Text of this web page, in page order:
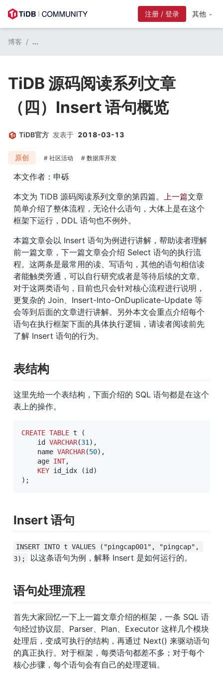
注册 / 登录 其他
博客 / ...
TiDB 源码阅读系列文章
（四）Insert 语句概览
TiDB官方 发表于 2018-03-13
原创 社区活动 数据库开发
本文作者：申砾
本文为 TiDB 源码阅读系列文章的第四篇。 上一篇文章
简单介绍了整体流程，无论什么语句，大体上是在这个
框架下运行，DDL 语句也不例外。
本篇文章会以 Insert 语句为例进行讲解，帮助读者理解
前一篇文章，下一篇文章会介绍 Select 语句的执行流
程。这两条是最常用的读、写语句，其他的语句相信读
者能触类旁通，可以自行研究或者是等待后续的文章。
对于这两类语句，目前也只会针对核心流程进行说明，
更复杂的 Join、Insert-Into-OnDuplicate-Update 等
会等到后面的文章进行讲解。另外本文会重点介绍每个
语句在执行框架下面的具体执行逻辑，请读者阅读前先
了解 Insert 语句的行为。
表结构
这里先给一个表结构，下面介绍的 SQL 语句都是在这个
表上的操作。
CREATE TABLE t
(
    id
VARCHAR(31 ) ,
    name
VARCHAR(50) ,
    age
INT,
KEY id_idx (id )
) ;
Insert 语句
INSERT INTO t VALUES ("pingcap001", "pingcap",
3);
以这条语句为例，解释 Insert 是如何运行的。
语句处理流程
首先大家回忆一下上一篇文章介绍的框架，一条 SQL 语
句经过协议层、Parser、Plan、Executor 这样几个模块
处理后，变成可执行的结构，再通过 Next() 来驱动语句
的真正执行。对于框架，每类语句都差不多；对于每个
核心步骤，每个语句会有自己的处理逻辑。